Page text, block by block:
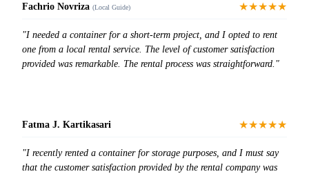
Fachrio Novriza (Local Guide) ★★★★★
"I needed a container for a short-term project, and I opted to rent
one from a local rental service. The level of customer satisfaction
provided was remarkable. The rental process was straightforward."
Fatma J. Kartikasari ★★★★★
"I recently rented a container for storage purposes, and I must say
that the customer satisfaction provided by the rental company was